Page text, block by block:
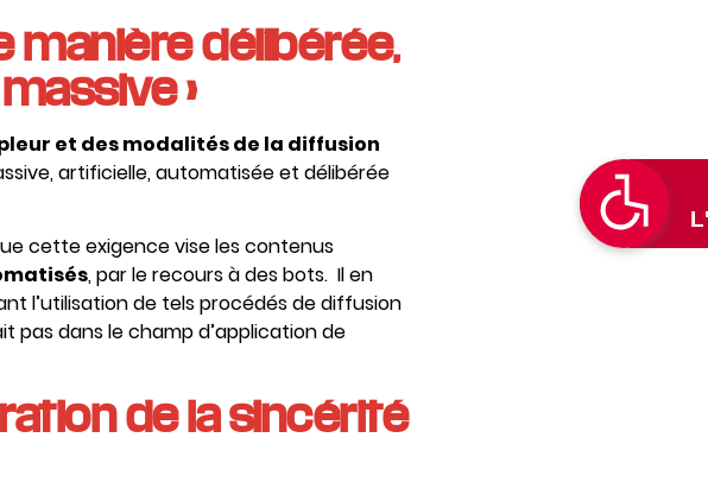
manière délibérée,
»
et des modalités de la diffusion
artificielle, automatisée et délibérée
cette exigence vise les contenus
, par le recours à des bots. Il en
l’utilisation de tels procédés de diffusion
pas dans le champ d’application de
de la sincérité